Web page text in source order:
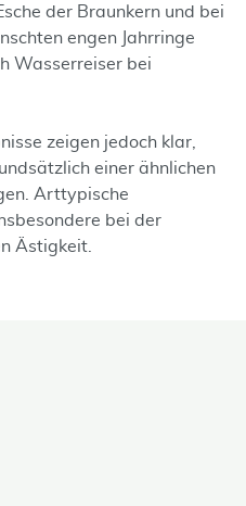
der Braunkern und bei
engen Jahrringe
Wasserreiser bei
zeigen jedoch klar,
einer ähnlichen
Arttypische
bei der
Ästigkeit.